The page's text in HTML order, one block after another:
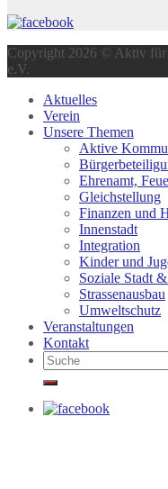
Copyright 2026 © Aktiv für
e.V.
Aktuelles
Verein
Unsere Themen
Aktive
Ehrenamt,
Gleichstellung
Finanzen und
Innenstadt
Integration
Kinder und
Soziale Stadt
Strassenausbau
Umweltschutz
Veranstaltungen
Kontakt